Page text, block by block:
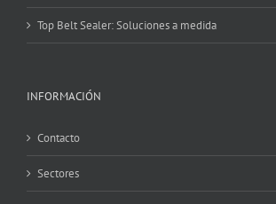
Top Belt Sealer: Soluciones a medida
INFORMACIÓN
Contacto
Sectores